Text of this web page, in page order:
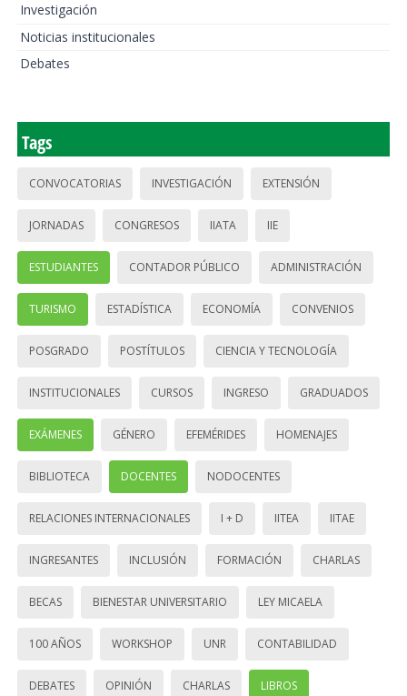
Investigación
Noticias institucionales
Debates
Tags
CONVOCATORIAS INVESTIGACIÓN EXTENSIÓN
JORNADAS CONGRESOS IIATA IIE
ESTUDIANTES CONTADOR PÚBLICO ADMINISTRACIÓN
TURISMO ESTADÍSTICA ECONOMÍA CONVENIOS
POSGRADO POSTÍTULOS CIENCIA Y TECNOLOGÍA
INSTITUCIONALES CURSOS INGRESO GRADUADOS
EXÁMENES GÉNERO EFEMÉRIDES HOMENAJES
BIBLIOTECA DOCENTES NODOCENTES
RELACIONES INTERNACIONALES I + D IITEA IITAE
INGRESANTES INCLUSIÓN FORMACIÓN CHARLAS
BECAS BIENESTAR UNIVERSITARIO LEY MICAELA
100 AÑOS WORKSHOP UNR CONTABILIDAD
DEBATES OPINIÓN CHARLAS LIBROS